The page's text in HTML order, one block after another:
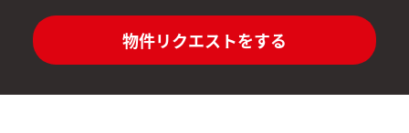
物件リクエストをする